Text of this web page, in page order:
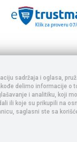
Trudimo se da
da nas pozovete
sadržaja i oglasa,
delimo informacije o
i analitiku, koji
ili koje su prikupili na
saglasni ste sa